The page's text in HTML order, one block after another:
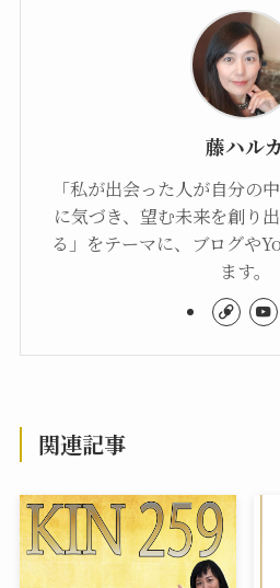
藤ハルカ
「私が出会った人が自分の
に気づき、望む未来を創り
る」をテーマに、ブログや
ます。
関連記事